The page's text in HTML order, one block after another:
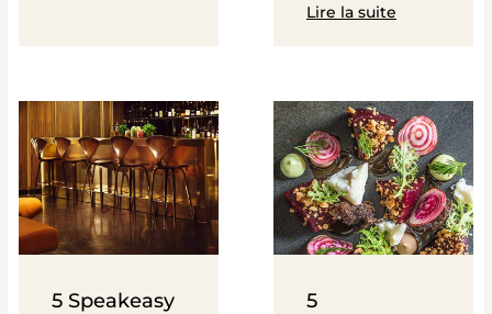
Lire la suite
5 Speakeasy
5